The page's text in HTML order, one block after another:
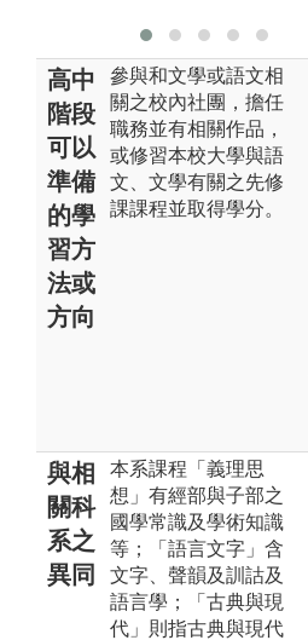
高中
階段
可以
準備
的學
習方
法或
方向
參與和文學或語文相
關之校內社團，擔任
職務並有相關作品，
或修習本校大學與語
文、文學有關之先修
課課程並取得學分。
與相
關科
系之
異同
本系課程「義理思
想」有經部與子部之
國學常識及學術知識
等；「語言文字」含
文字、聲韻及訓詁及
語言學；「古典與現
代」則指古典與現代